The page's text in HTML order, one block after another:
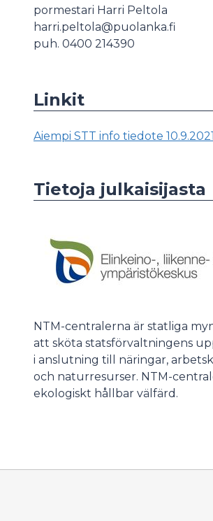
pormestari Harri Peltola
harri.peltola@puolanka.fi
puh. 0400 214390
Linkit
Aiempi STT info tiedote 10.9.2021
Tietoja julkaisijasta
NTM-centralerna är statliga
att sköta statsförvaltningens
i anslutning till näringar,
och naturresurser. NTM-
ekologiskt hållbar välfärd.